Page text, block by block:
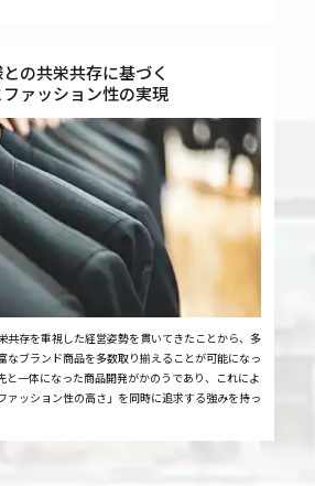
の共栄共存に基づく
ァッション性の実現
共存を重視した経営姿勢を貫いてきたことから、多
なブランド商品を多数取り揃えることが可能になっ
と一体になった商品開発がかのうであり、これによ
ァッション性の高さ」を同時に追求する強みを持っ